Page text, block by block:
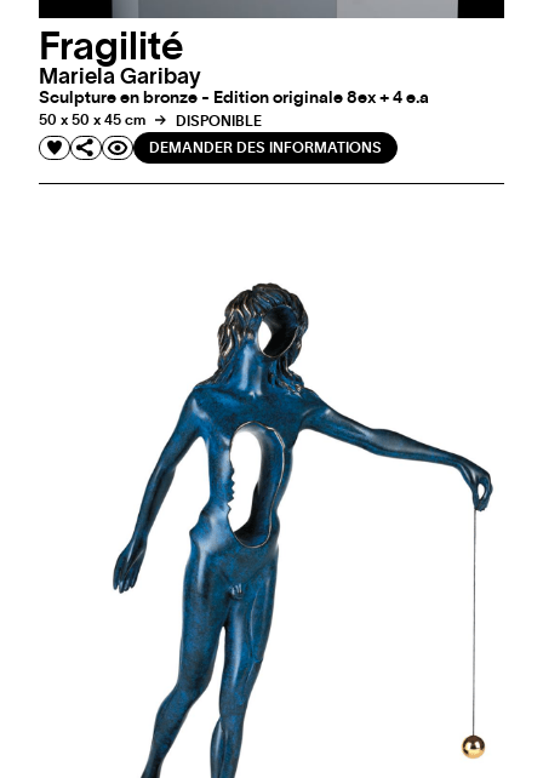
Fragilité
Mariela Garibay
Sculpture en bronze - Edition originale 8ex + 4 e.a
50 x 50 x 45 cm
DISPONIBLE
DEMANDER DES INFORMATIONS